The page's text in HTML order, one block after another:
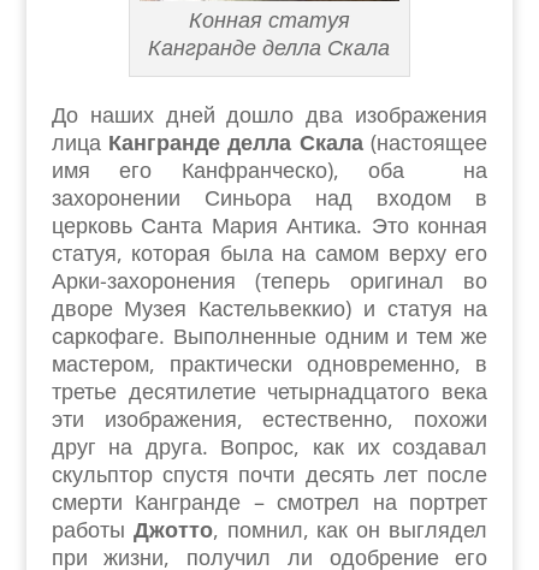
Конная статуя
Кангранде делла Скала
До наших дней дошло два изображения
лица Кангранде делла Скала(настоящее
имя его Канфранческо), оба на
захоронении Синьора над входом в
церковь Санта Мария Антика. Это конная
статуя, которая была на самом верху его
Арки-захоронения (теперь оригинал во
дворе Музея Кастельвеккио) и статуя на
саркофаге. Выполненные одним и тем же
мастером, практически одновременно, в
третье десятилетие четырнадцатого века
эти изображения, естественно, похожи
друг на друга. Вопрос, как их создавал
скульптор спустя почти десять лет после
смерти Кангранде – смотрел на портрет
работы Джотто, помнил, как он выглядел
при жизни, получил ли одобрение его